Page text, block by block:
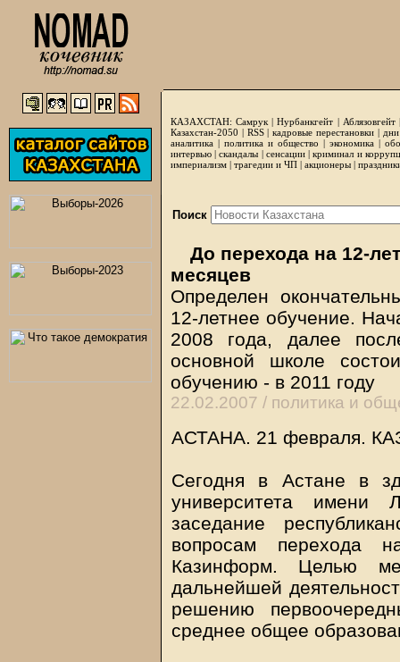
КАЗАХСТАН: Самрук |Нурбанкгейт | Аблязовгейт
Казахстан-2050 | RSS|кадровые перестановки|
аналитика | политика и общество | экономика |
интервью |скандалы | сенсации|криминал и
империализм | трагедии и ЧП | акционеры |
Поиск
До перехода на 12-
месяцев
Определен
12-летнее обучение.
2008 года, далее
основной школе
обучению - в 2011 году
22.02.2007 / политика и
АСТАНА. 21 февраля.
Сегодня в Астане в
университета имени
заседание
вопросам перехода
Казинформ. Целью
дальнейшей
решению
среднее общее